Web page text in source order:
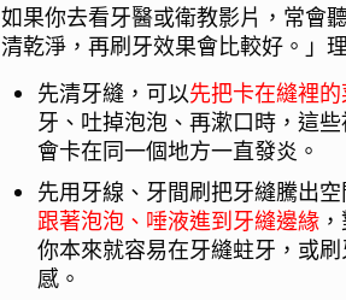
如果你去看牙醫或衛教影片，常會
清乾淨，再刷牙效果會比較好。」
先清牙縫，可以先把卡在縫裡
牙、吐掉泡泡、再漱口時，這
會卡在同一個地方一直發炎。
先用牙線、牙間刷把牙縫騰出
跟著泡泡、唾液進到牙縫邊緣，
你本來就容易在牙縫蛀牙，或
感。